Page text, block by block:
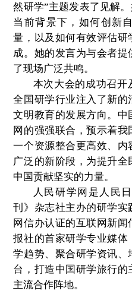
然研学”主题发表了见解
当前背景下，如何创新
量，以及如何有效评估
成。她的发言为与会者
了现场广泛共鸣。
本次大会的成功召开
全国研学行业注入了新
文明教育的发展方向。
网的强强联合，预示着
一个资源整合更高效、
广泛的新阶段，为提升
中国贡献坚实的力量。
人民研学网是人民
刊》杂志社主办的研学
网信办认证的互联网新闻
报社的首家研学专业媒
学趋势、聚合研学资讯
台，打造中国研学旅行
主流合作阵地。